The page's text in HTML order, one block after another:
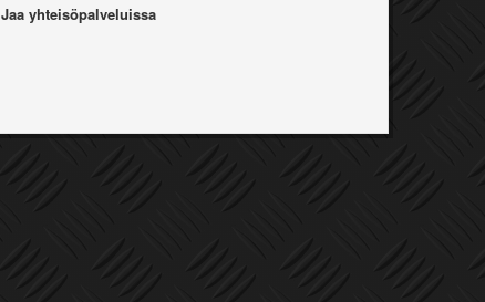
Jaa yhteisöpalveluissa